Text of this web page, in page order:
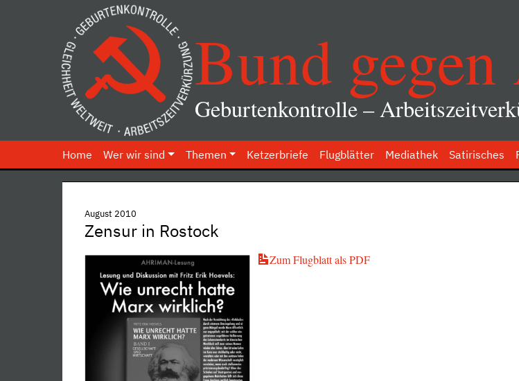
Bund
Geburtenkontrolle –
Home Wer wir sind Themen Ketzerbriefe Flugblätter Mediathek Satirisches
August 2010
Zensur in Rostock
Zum Flugblatt als PDF